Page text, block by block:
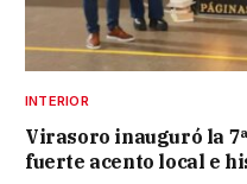
INTERIOR
Virasoro inauguró la
fuerte acento local e